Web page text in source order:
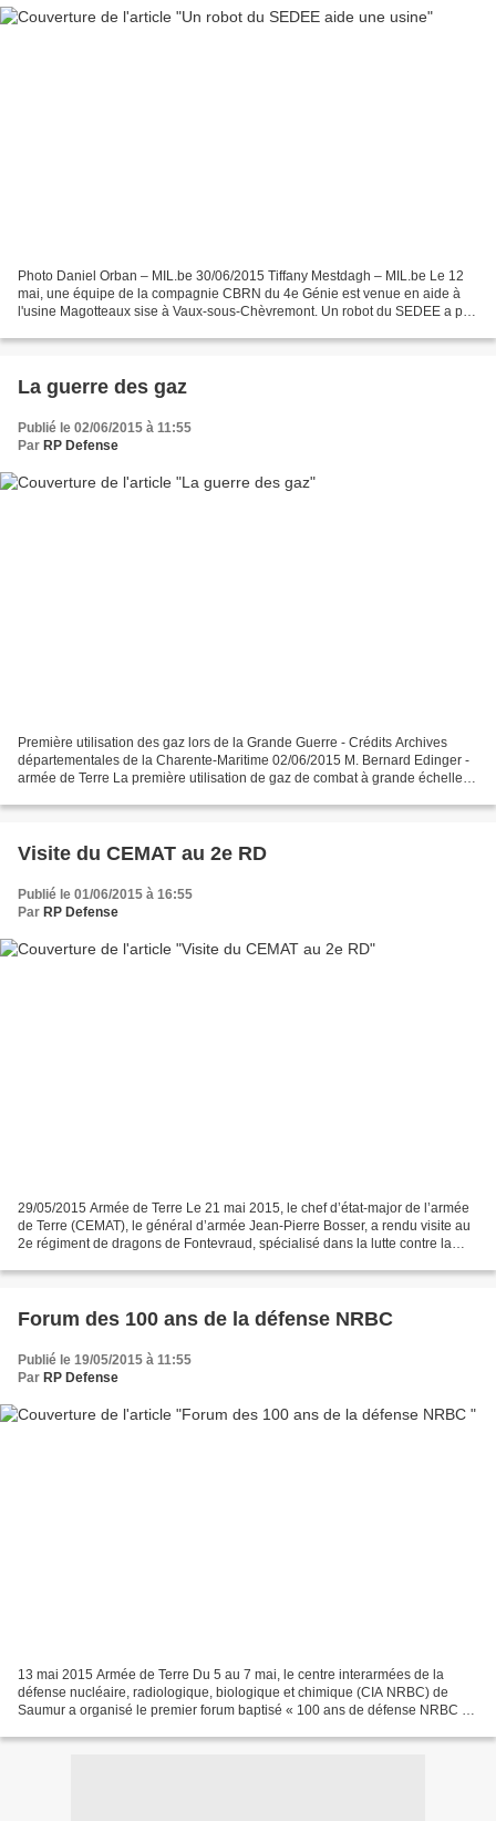
Photo Daniel Orban – MIL.be 30/06/2015 Tiffany Mestdagh – MIL.be Le 12
mai, une équipe de la compagnie CBRN du 4e Génie est venue en aide à
l'usine Magotteaux sise à Vaux-sous-Chèvremont. Un robot du SEDEE a pu
La guerre des gaz
Publié le 02/06/2015 à 11:55
Par RP Defense
Première utilisation des gaz lors de la Grande Guerre - Crédits Archives
départementales de la Charente-Maritime 02/06/2015 M. Bernard Edinger -
armée de Terre La première utilisation de gaz de combat à grande échelle
Visite du CEMAT au 2e RD
Publié le 01/06/2015 à 16:55
Par RP Defense
29/05/2015 Armée de Terre Le 21 mai 2015, le chef d’état-major de l’armée
de Terre (CEMAT), le général d’armée Jean-Pierre Bosser, a rendu visite au
2e régiment de dragons de Fontevraud, spécialisé dans la lutte contre la
Forum des 100 ans de la défense NRBC
Publié le 19/05/2015 à 11:55
Par RP Defense
13 mai 2015 Armée de Terre Du 5 au 7 mai, le centre interarmées de la
défense nucléaire, radiologique, biologique et chimique (CIA NRBC) de
Saumur a organisé le premier forum baptisé « 100 ans de défense NRBC ».